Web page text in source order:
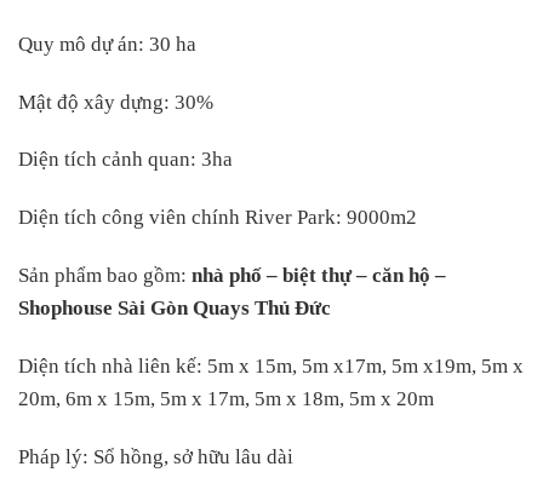
Quy mô dự án: 30 ha
Mật độ xây dựng: 30%
Diện tích cảnh quan: 3ha
Diện tích công viên chính River Park: 9000m2
Sản phẩm bao gồm: nhà phố – biệt thự – căn hộ –
Shophouse Sài Gòn Quays Thủ Đức
Diện tích nhà liên kế: 5m x 15m, 5m x17m, 5m x19m, 5m x
20m, 6m x 15m, 5m x 17m, 5m x 18m, 5m x 20m
Pháp lý: Sổ hồng, sở hữu lâu dài